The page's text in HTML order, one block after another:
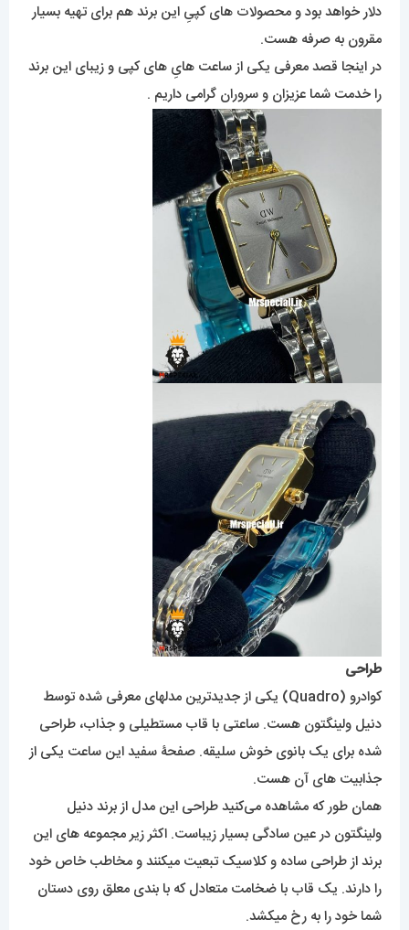
دلار خواهد بود و محصولات های کپیِ این برند هم برای تهیه بسیار
مقرون به صرفه هست.
در اینجا قصد معرفی یکی از ساعت هایِ های کپی و زیبای این برند
را خدمت شما عزیزان و سروران گرامی داریم .
طراحی
کوادرو (Quadro) یکی از جدیدترین مدلهای معرفی شده توسط
دنیل ولینگتون هست. ساعتی با قاب مستطیلی و جذاب، طراحی
شده برای یک بانوی خوش سلیقه. صفحۀ سفید این ساعت یکی از
جذابیت های آن هست.
همان طور که مشاهده می‌کنید طراحی این مدل از برند دنیل
ولینگتون در عین سادگی بسیار زیباست. اکثر زیر مجموعه های این
برند از طراحی ساده و کلاسیک تبعیت میکنند و مخاطب خاص خود
را دارند. یک قاب با ضخامت متعادل که با بندی معلق روی دستان
شما خود را به رخ میکشد.